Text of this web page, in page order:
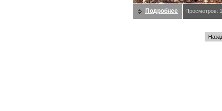
Подробнее Просмотров: